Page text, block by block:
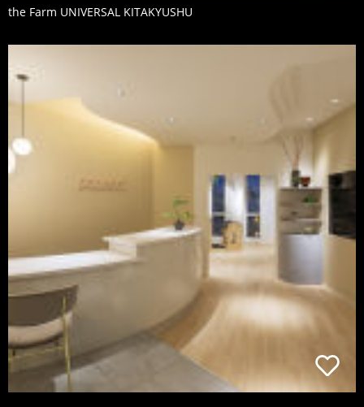
the Farm UNIVERSAL KITAKYUSHU